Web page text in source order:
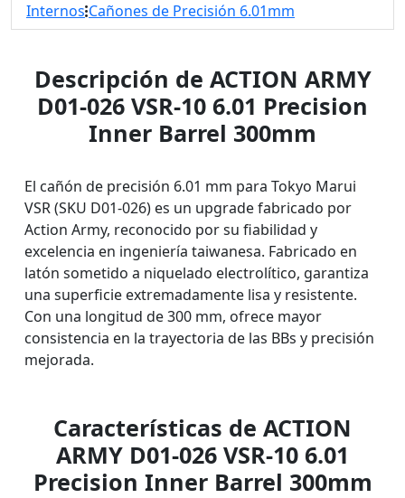
Internos Cañones de Precisión 6.01mm
Descripción de ACTION ARMY
D01-026 VSR-10 6.01 Precision
Inner Barrel 300mm
El cañón de precisión 6.01 mm para Tokyo Marui
VSR (SKU D01-026) es un upgrade fabricado por
Action Army, reconocido por su fiabilidad y
excelencia en ingeniería taiwanesa. Fabricado en
latón sometido a niquelado electrolítico, garantiza
una superficie extremadamente lisa y resistente.
Con una longitud de 300 mm, ofrece mayor
consistencia en la trayectoria de las BBs y precisión
mejorada.
Características de ACTION
ARMY D01-026 VSR-10 6.01
Precision Inner Barrel 300mm